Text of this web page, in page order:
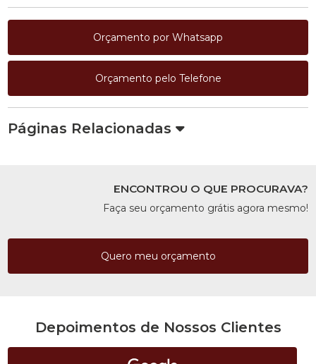
Orçamento por Whatsapp
Orçamento pelo Telefone
Páginas Relacionadas
ENCONTROU O QUE PROCURAVA?
Faça seu orçamento grátis agora mesmo!
Quero meu orçamento
Depoimentos de Nossos Clientes